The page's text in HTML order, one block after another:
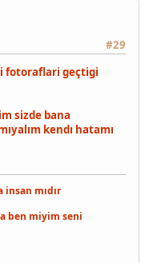
#29
fotoraflari geçtigi
sizde bana
kendı hatamı
mıdır
ben miyim seni